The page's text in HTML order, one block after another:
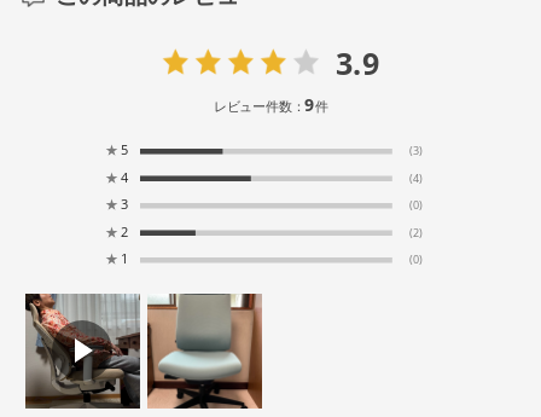
3.9
レビュー件数：9件
★ 5 (3)
★ 4 (4)
★ 3 (0)
★ 2 (2)
★ 1 (0)